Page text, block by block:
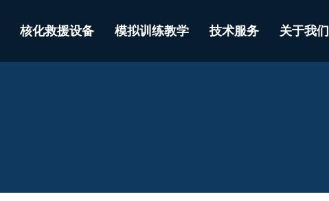
核化救援设备 模拟训练教学 技术服务 关于我们